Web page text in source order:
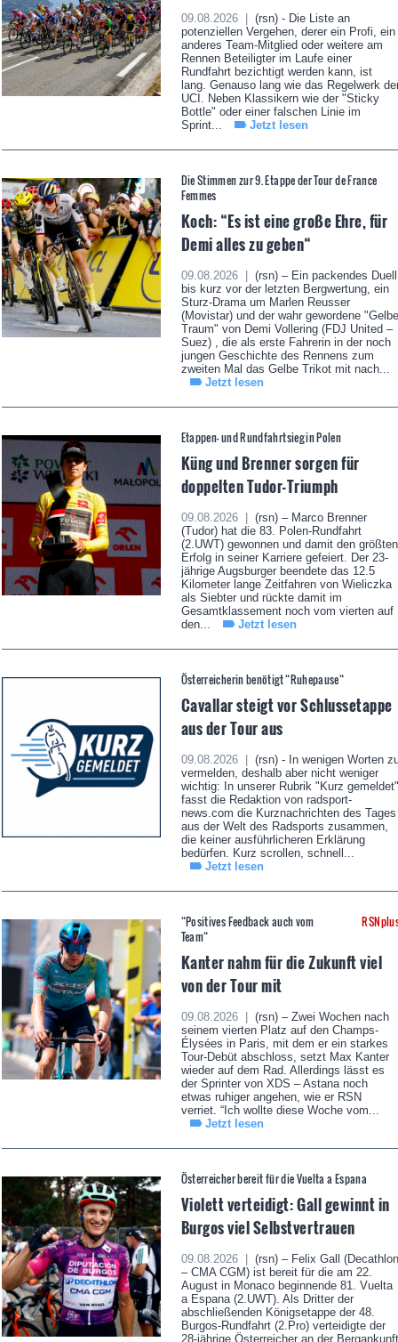
09.08.2026 |
(rsn) - Die Liste an
potenziellen Vergehen, derer ein Profi, ein
anderes Team-Mitglied oder weitere am
Rennen Beteiligter im Laufe einer
Rundfahrt bezichtigt werden kann, ist
lang. Genauso lang wie das Regelwerk
UCI. Neben Klassikern wie der "Sticky
Bottle" oder einer falschen Linie im
Sprint...
Jetzt lesen
Die Stimmen zur 9. Etappe der Tour de France
Femmes
Koch: “Es ist eine große Ehre, für
Demi alles zu geben“
09.08.2026 |
(rsn) – Ein packendes Duell
bis kurz vor der letzten Bergwertung, ein
Sturz-Drama um Marlen Reusser
(Movistar) und der wahr gewordene "Gelbe
Traum" von Demi Vollering (FDJ United –
Suez) , die als erste Fahrerin in der noch
jungen Geschichte des Rennens zum
zweiten Mal das Gelbe Trikot mit nach...
Jetzt lesen
Etappen- und Rundfahrtsieg in Polen
Küng und Brenner sorgen für
doppelten Tudor-Triumph
09.08.2026 |
(rsn) – Marco Brenner
(Tudor) hat die 83. Polen-Rundfahrt
(2.UWT) gewonnen und damit den größten
Erfolg in seiner Karriere gefeiert. Der 23-
jährige Augsburger beendete das 12.5
Kilometer lange Zeitfahren von Wieliczka
als Siebter und rückte damit im
Gesamtklassement noch vom vierten auf
den...
Jetzt lesen
Österreicherin benötigt “Ruhepause“
Cavallar steigt vor Schlussetappe
aus der Tour aus
09.08.2026 |
(rsn) - In wenigen Worten
vermelden, deshalb aber nicht weniger
wichtig: In unserer Rubrik "Kurz gemeldet"
fasst die Redaktion von radsport-
news.com die Kurznachrichten des Tages
aus der Welt des Radsports zusammen,
die keiner ausführlicheren Erklärung
bedürfen. Kurz scrollen, schnell...
Jetzt lesen
“Positives Feedback auch vom
Team“
Kanter nahm für die Zukunft viel
von der Tour mit
09.08.2026 |
(rsn) – Zwei Wochen nach
seinem vierten Platz auf den Champs-
Élysées in Paris, mit dem er ein starkes
Tour-Debüt abschloss, setzt Max Kanter
wieder auf dem Rad. Allerdings lässt es
der Sprinter von XDS – Astana noch
etwas ruhiger angehen, wie er RSN
verriet. “Ich wollte diese Woche vom...
Jetzt lesen
Österreicher bereit für die Vuelta a Espana
Violett verteidigt: Gall gewinnt in
Burgos viel Selbstvertrauen
09.08.2026 |
(rsn) – Felix Gall (Decathlon
– CMA CGM) ist bereit für die am 22.
August in Monaco beginnende 81. Vuelta
a Espana (2.UWT). Als Dritter der
abschließenden Königsetappe der 48.
Burgos-Rundfahrt (2.Pro) verteidigte der
28-jährige Österreicher an der Bergankunft